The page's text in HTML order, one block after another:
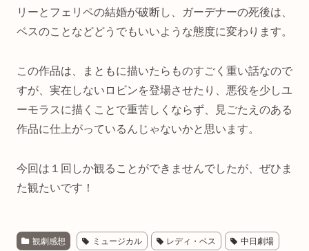
リーとフェリペの結婚が破断し、ガーデナーの死後は、
ベスのことなどどうでもいいような態度に変わります。
この作品は、まともに描いたらものすごく重い話なので
すが、実在しないロビンを登場させたり、悪役を少しユ
ーモラスに描くことで重苦しくならず、見ごたえのある
作品に仕上がっているんじゃないかと思います。
今回は１回しか観ることができませんでしたが、ぜひま
た観たいです！
観劇感想 ミュージカル レディ・ベス 中日劇場